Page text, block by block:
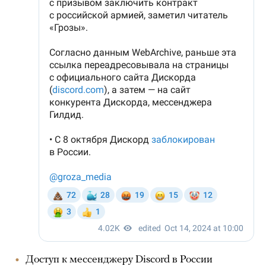
Доступ к мессенджеру Discord в России